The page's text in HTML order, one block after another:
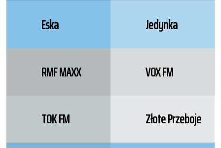
Eska Jedynka
RMF MAXX VOX FM
TOK FM Złote Przeboje